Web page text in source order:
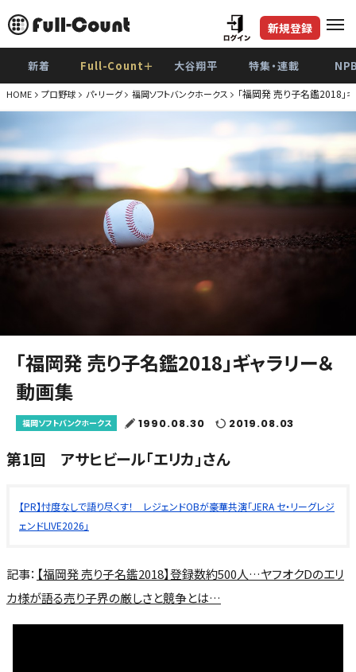
新規登録
新着 Full-Count＋ 大谷翔平 特集・連載
HOME プロ野球 パ・リーグ 福岡ソフトバンクホークス 「福岡発 売り子名鑑2018」
「福岡発 売り子名鑑2018」ギャラリー＆
動画集
福岡ソフトバンクホークス 1990.08.30 2019.08.03
第1回 アサヒビール「エリカ」さん
【PR】忖度なしで語り尽くす！ レジェンドOBが豪華共演「JERA セ・リーグレジ
ェンドLIVE2026」
記事： 【福岡発 売り子名鑑2018】登録数約500人…ヤフオクDのエリ
カ様が語る売り子界の厳しさと競争とは…